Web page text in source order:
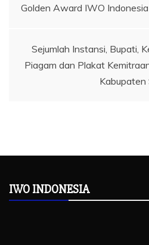
Golden Award IWO Indonesia
Sejumlah Instansi, Bupati,
Piagam dan Plakat
IWO INDONESIA